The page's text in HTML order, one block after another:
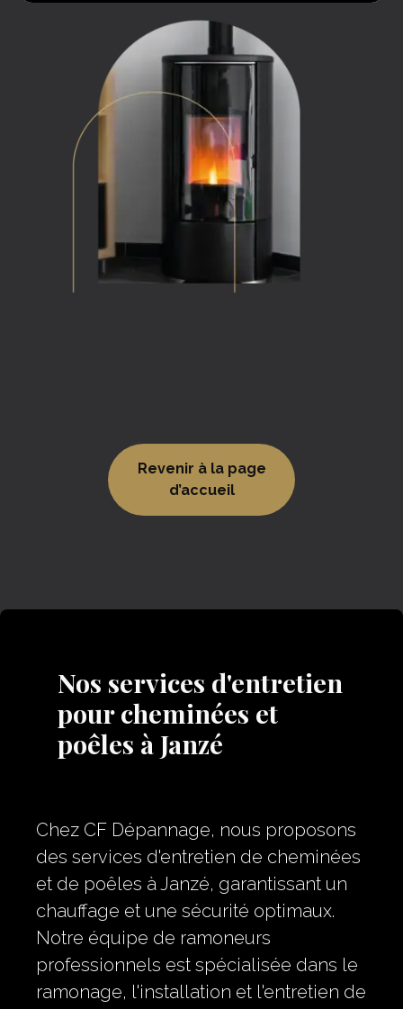
Revenir à la page
d’accueil
Nos services d'entretien
pour cheminées et
poêles à Janzé
Chez CF Dépannage, nous proposons
des services d'entretien de cheminées
et de poêles à Janzé, garantissant un
chauffage et une sécurité optimaux.
Notre équipe de ramoneurs
professionnels est spécialisée dans le
ramonage, l'installation et l'entretien de